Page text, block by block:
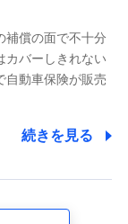
ービスのご契
の行動に関す
関する情報、
所・決済に関
などが含まれ
補償の面で不十分
カバーしきれない
自動車保険が販売
続きを見る